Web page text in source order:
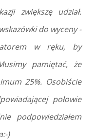
zwiększę udział.
do wyceny -
w ręku, by
pamiętać, że
25%. Osobiście
połowie
podpowiedziałem
)